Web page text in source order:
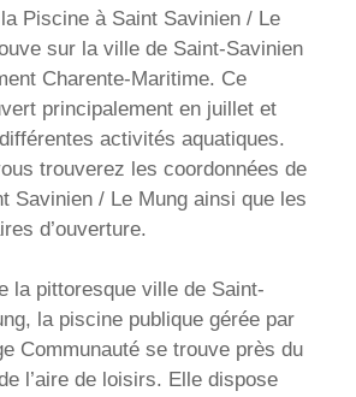
Piscine à Saint Savinien / Le
sur la ville de Saint-Savinien
Charente-Maritime. Ce
principalement en juillet et
activités aquatiques.
trouverez les coordonnées de
Savinien / Le Mung ainsi que les
d’ouverture.
la pittoresque ville de Saint-
la piscine publique gérée par
Communauté se trouve près du
l’aire de loisirs. Elle dispose